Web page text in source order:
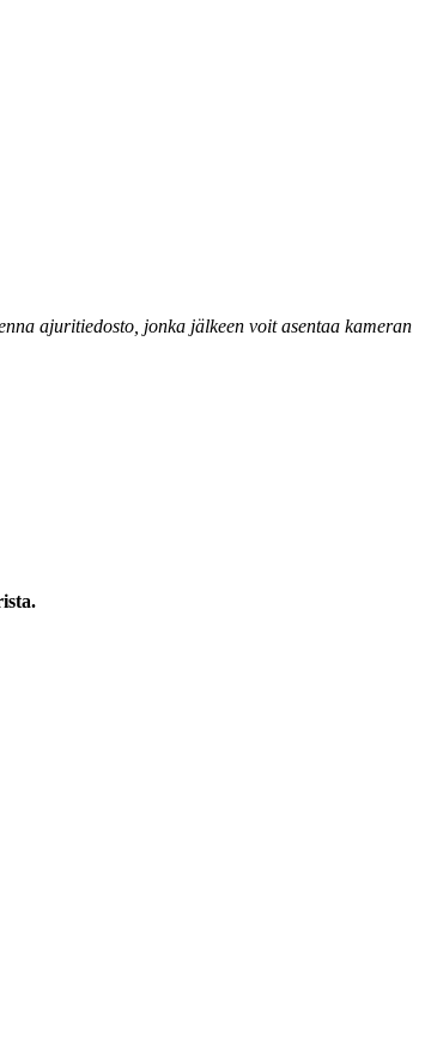
ajuritiedosto, jonka jälkeen voit asentaa kameran